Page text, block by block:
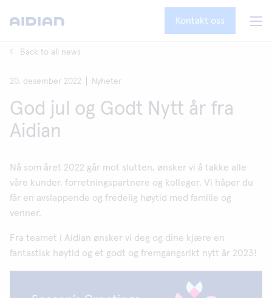
Kontakt oss
Back to all news
20. desember 2022 Nyheter
God jul og Godt Nytt år fra
Aidian
Nå som året 2022 går mot slutten, ønsker vi å takke alle
våre kunder, forretningspartnere og kolleger. Vi håper du
får en avslappende og fredelig høytid med familie og
venner.
Fra teamet i Aidian ønsker vi deg og dine kjære en
fantastisk høytid og et godt og fremgangsrikt nytt år 2023!